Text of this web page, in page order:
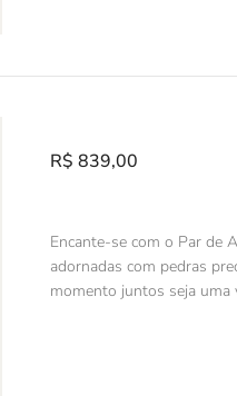
R$ 839,00
Encante-se com o Par de
adornadas com pedras
momento juntos seja uma